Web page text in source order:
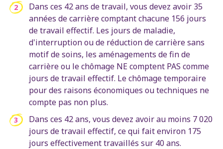
Dans ces 42 ans de travail, vous devez avoir 35
années de carrière comptant chacune 156 jours
de travail effectif. Les jours de maladie,
d'interruption ou de réduction de carrière sans
motif de soins, les aménagements de fin de
carrière ou le chômage NE comptent PAS comme
jours de travail effectif. Le chômage temporaire
pour des raisons économiques ou techniques ne
compte pas non plus.
Dans ces 42 ans, vous devez avoir au moins 7 020
jours de travail effectif, ce qui fait environ 175
jours effectivement travaillés sur 40 ans.